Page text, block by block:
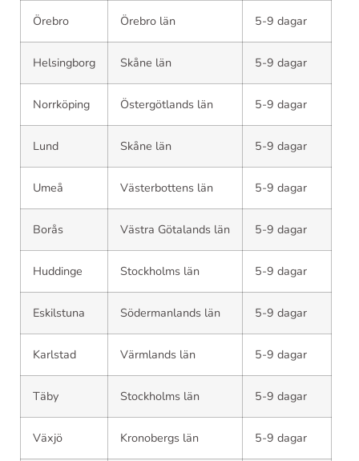
Örebro Örebro län 5-9 dagar
Helsingborg Skåne län 5-9 dagar
Norrköping Östergötlands län 5-9 dagar
Lund Skåne län 5-9 dagar
Umeå Västerbottens län 5-9 dagar
Borås Västra Götalands län 5-9 dagar
Huddinge Stockholms län 5-9 dagar
Eskilstuna Södermanlands län 5-9 dagar
Karlstad Värmlands län 5-9 dagar
Täby Stockholms län 5-9 dagar
Växjö Kronobergs län 5-9 dagar